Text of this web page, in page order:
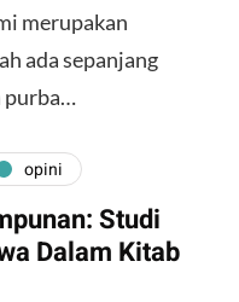
merupakan
ada sepanjang
purba…
opini
Studi
Dalam Kitab